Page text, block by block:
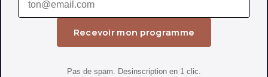
Recevoir mon programme
Pas de spam. Desinscription en 1 clic.